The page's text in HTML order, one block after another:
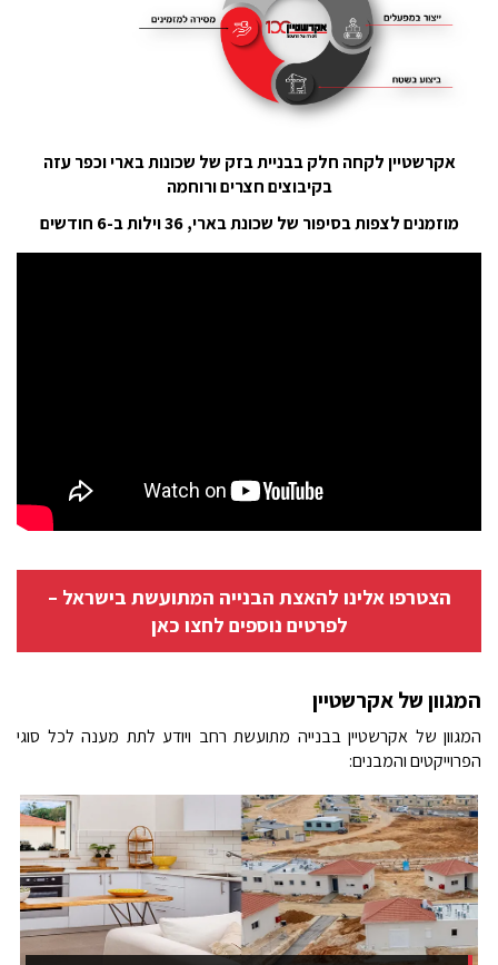
אקרשטיין לקחה חלק בבניית בזק של שכונות בארי וכפר עזה
בקיבוצים חצרים ורוחמה
מוזמנים לצפות בסיפור של שכונת בארי, 36 וילות ב-6 חודשים
הצטרפו אלינו להאצת הבנייה המתועשת בישראל –
לפרטים נוספים לחצו כאן
המגוון של אקרשטיין
המגוון של אקרשטיין בבנייה מתועשת רחב ויודע לתת מענה לכל סוגי
הפרוייקטים והמבנים: